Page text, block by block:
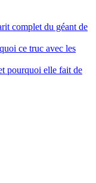
complet du géant de
ce truc avec les
pourquoi elle fait de